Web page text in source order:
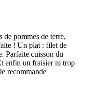
de pommes de terre,
! Un plat : filet de
Parfaite cuisson du
enfin un fraisier ni trop
recommande